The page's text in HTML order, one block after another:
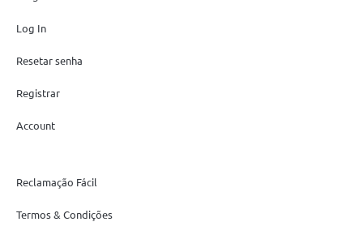
Log In
Resetar senha
Registrar
Account
Reclamação Fácil
Termos & Condições